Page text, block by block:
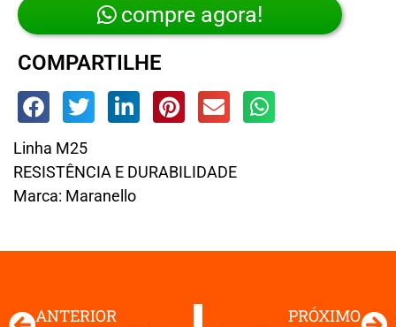
compre agora!
COMPARTILHE
Linha M25
RESISTÊNCIA E DURABILIDADE
Marca: Maranello
ANTERIOR PRÓXIMO